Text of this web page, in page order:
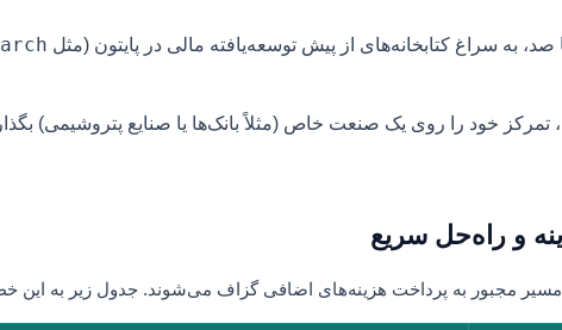
به سراغ کتابخانه‌های از پیش‌ توسعه‌یافته مالی در پایتون (مثل arch
۵۰ شرکت، تمرکز خود را روی یک صنعت خاص (مثلاً بانک‌ها یا صنایع پتروشیمی)
و راه‌حل سریع
مسیر مجبور به پرداخت هزینه‌های اضافی گزاف می‌شوند. جدول زیر به این